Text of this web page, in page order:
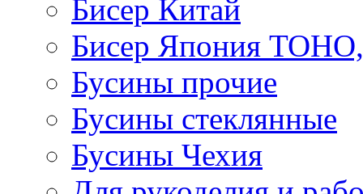
Бисер Китай
Бисер Япония
Бусины прочие
Бусины стеклянные
Бусины Чехия